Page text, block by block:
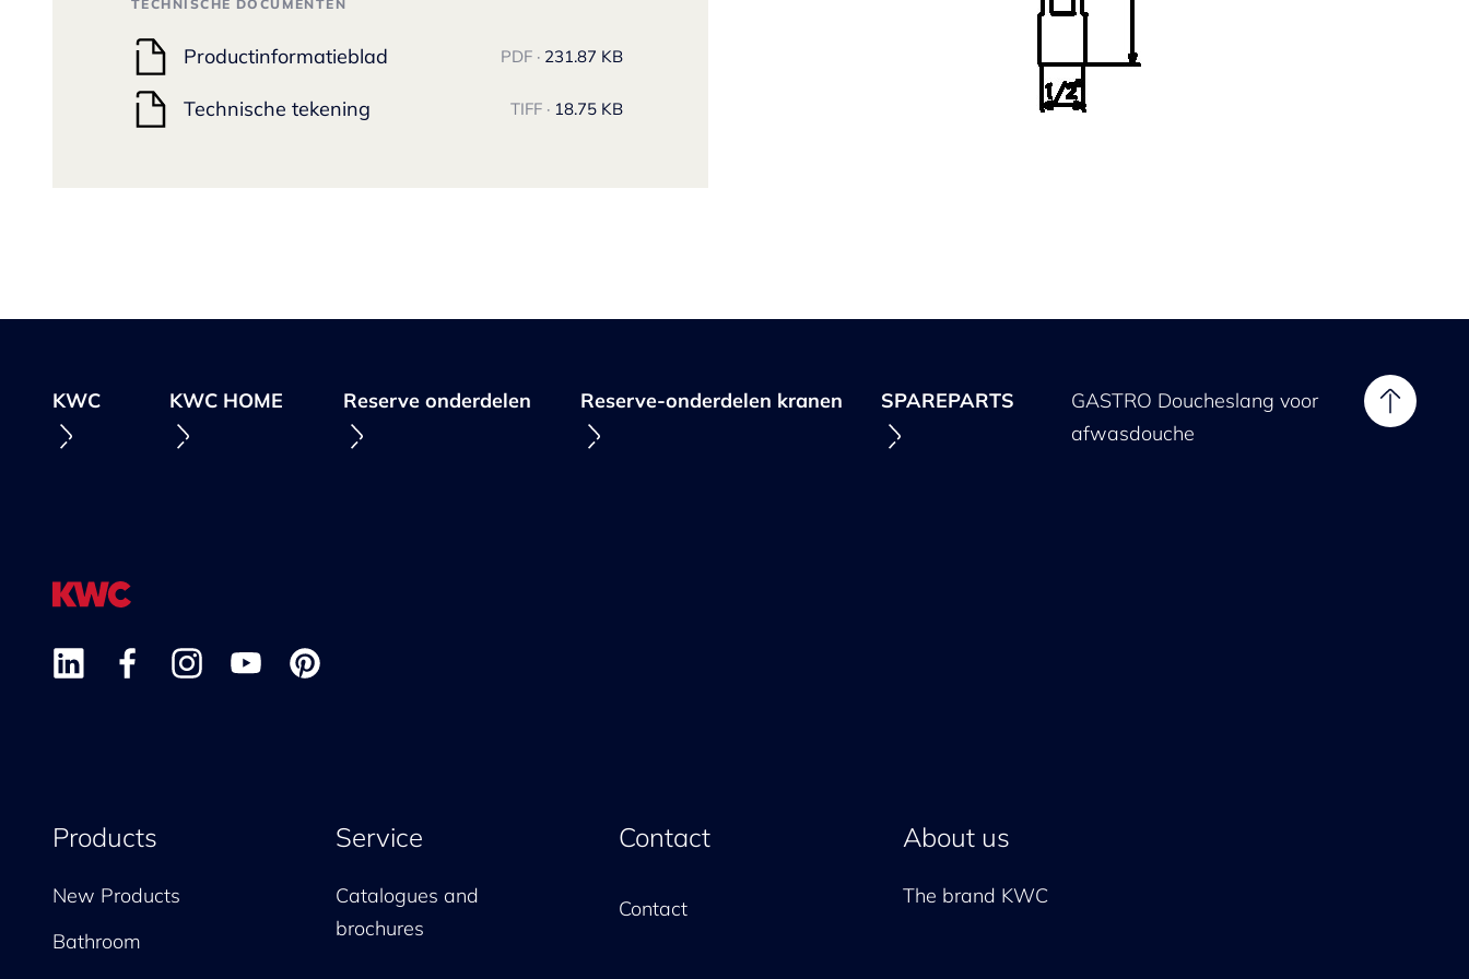
TECHNISCHE DOCUMENTEN
Productinformatieblad PDF · 231.87 KB
Technische tekening TIFF · 18.75 KB
KWC KWC HOME Reserve onderdelen Reserve-onderdelen kranen SPAREPARTS
GASTRO Doucheslang voor
afwasdouche
Products
New Products
Bathroom
Service
Catalogues and
brochures
Contact
Contact
About us
The brand KWC